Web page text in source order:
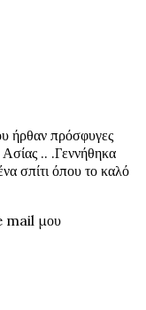
ήρθαν πρόσφυγες
.. .Γεννήθηκα
σπίτι όπου το καλό
mail μου